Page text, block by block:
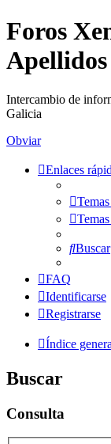
Foros
Intercambio de
Galicia
Obviar
Enlaces
Buscar
FAQ
Identificarse
Registrarse
Índice
Buscar
Consulta